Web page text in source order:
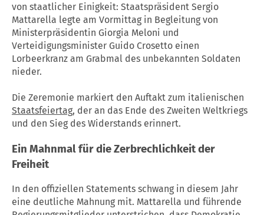
von staatlicher Einigkeit: Staatspräsident Sergio
Mattarella legte am Vormittag in Begleitung von
Ministerpräsidentin Giorgia Meloni und
Verteidigungsminister Guido Crosetto einen
Lorbeerkranz am Grabmal des unbekannten Soldaten
nieder.
Die Zeremonie markiert den Auftakt zum italienischen
Staatsfeiertag, der an das Ende des Zweiten Weltkriegs
und den Sieg des Widerstands erinnert.
Ein Mahnmal für die Zerbrechlichkeit der
Freiheit
In den offiziellen Statements schwang in diesem Jahr
eine deutliche Mahnung mit. Mattarella und führende